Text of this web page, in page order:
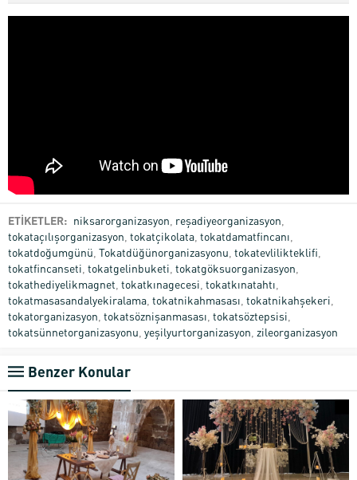
ETİKETLER: niksarorganizasyon reşadiyeorganizasyon
tokataçılışorganizasyon tokatçikolata tokatdamatfincanı
tokatdoğumgünü Tokatdüğünorganizasyonu tokatevlilikteklifi
tokatfincanseti tokatgelinbuketi tokatgöksuorganizasyon
tokathediyelikmagnet tokatkınagecesi tokatkınatahtı
tokatmasasandalyekiralama tokatnikahmasası tokatnikahşekeri
tokatorganizasyon tokatsöznişanmasası tokatsöztepsisi
tokatsünnetorganizasyonu yeşilyurtorganizasyon zileorganizasyon
Benzer Konular